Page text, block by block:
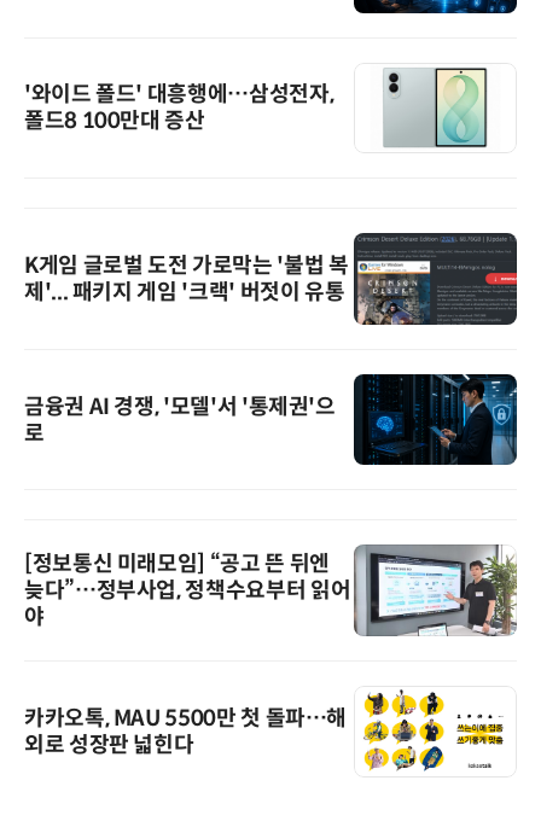
'와이드 폴드' 대흥행에…삼성전자,
폴드8 100만대 증산
K게임 글로벌 도전 가로막는 '불법 복
제'... 패키지 게임 '크랙' 버젓이 유통
금융권 AI 경쟁, '모델'서 '통제권'으
로
[정보통신 미래모임] “공고 뜬 뒤엔
늦다”…정부사업, 정책수요부터 읽어
야
카카오톡, MAU 5500만 첫 돌파…해
외로 성장판 넓힌다